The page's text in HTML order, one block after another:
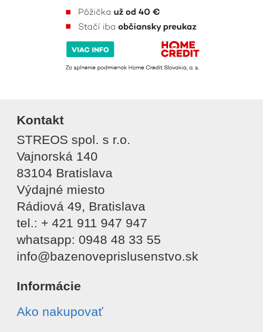
Kontakt
STREOS spol. s r.o.
Vajnorská 140
83104 Bratislava
Výdajné miesto
Rádiová 49, Bratislava
tel.: + 421 911 947 947
whatsapp: 0948 48 33 55
info@bazenoveprislusenstvo.sk
Informácie
Ako nakupovať